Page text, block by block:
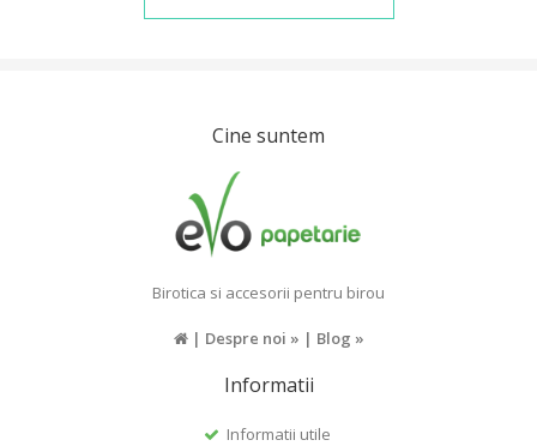
Cine suntem
Birotica si accesorii pentru birou
| Despre noi » | Blog »
Informatii
Informatii utile